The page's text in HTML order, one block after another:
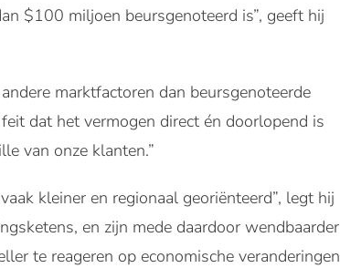
$100 miljoen beursgenoteerd is”, geeft hij
marktfactoren dan beursgenoteerde
dat het vermogen direct én doorlopend is
van onze klanten.”
kleiner en regionaal georiënteerd”, legt hij
en zijn mede daardoor wendbaarder
te reageren op economische veranderingen